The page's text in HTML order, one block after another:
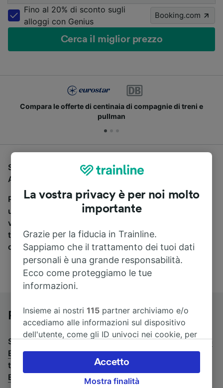
Fino al 20% di sconto sugli
alloggi con Genius
Booking.com
Cerca il miglior prezzo
Compara le offerte di centinaia di compagnie di treni e
pullman
Se stai cercando un pullman per viaggiare da
Apeldoorn a Eindhoven, sei nel posto giusto.
Per trovare i biglietti dei pullman, è sufficiente avviare
una ricerca in alto, e compareremo i tempi e i costi del
viaggio in treno e in pullman. Con Trainline puoi
trovare i biglietti per viaggiare con oltre 170
compagnie ferroviarie e dei pullman.
Pullman da Apeldoorn a Eindhoven
Stai cercando un viaggio di ritorno? Vai supullman da
Eindhoven a Apeldoorn.Se preferisci prendere il
treno, consulta la paginatreni da Apeldoorn a
Eindhoven
La vostra privacy è per noi molto
importante
Grazie per la fiducia in Trainline.
Sappiamo che il trattamento dei tuoi dati
personali è una grande responsabilità.
Ecco come proteggiamo le tue
informazioni.
Insieme ai nostri115 partner archiviamo e/o
accediamo alle informazioni sul dispositivo
dell'utente, come gli ID univoci nei cookie, per
accettare o gestire le proprie scelte facendo
clic di seguito, tra cui il proprio diritto di
opporsi sulla base di un interesse legittimo o
Mostra finalità
Accetto